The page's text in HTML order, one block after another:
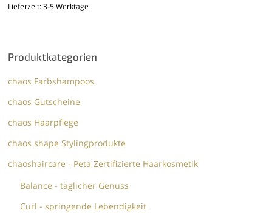
Lieferzeit:3-5 Werktage
Produktkategorien
chaos Farbshampoos
chaos Gutscheine
chaos Haarpflege
chaos shape Stylingprodukte
chaoshaircare - Peta Zertifizierte Haarkosmetik
Balance - täglicher Genuss
Curl - springende Lebendigkeit